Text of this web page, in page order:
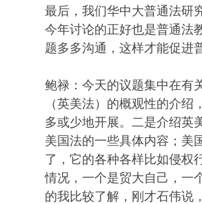
最后，我们华中大普通法研
今年讨论的正好也是普通法
题多多沟通，这样才能促进
鲍禄：今天的议题集中在有
（英美法）的概观性的介
多或少地开展。二是介绍英
美国法的一些具体内容；美
了，它的各种各样比如侵权
情况，一个是贸大自己，一
的我比较了解，刚才石伟说